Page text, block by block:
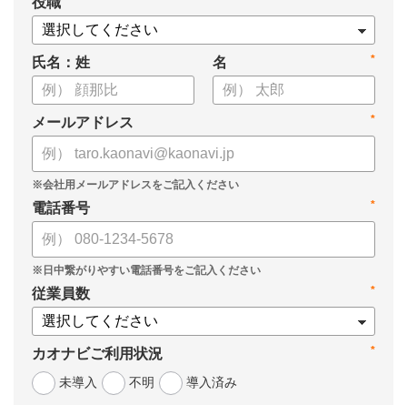
氏名：姓 *
名
*
メールアドレス
*
電話番号
*
従業員数
*
カオナビご利用状況
未導入
不明 導入済み